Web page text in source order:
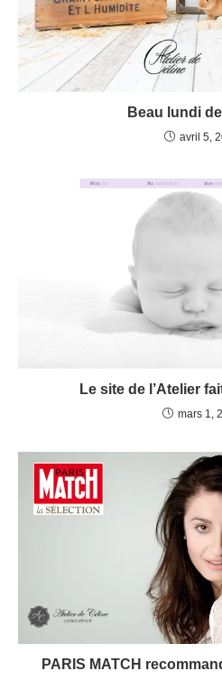
Beau lundi
avril 5,
Le site de l’Atelier
mars 1,
PARIS MATCH